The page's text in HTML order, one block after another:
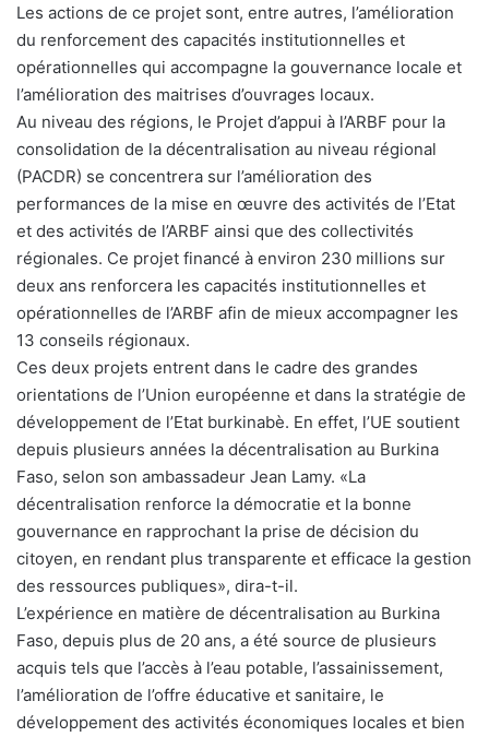
Les actions de ce projet sont, entre autres, l’amélioration
du renforcement des capacités institutionnelles et
opérationnelles qui accompagne la gouvernance locale et
l’amélioration des maitrises d’ouvrages locaux.
Au niveau des régions, le Projet d’appui à l’ARBF pour la
consolidation de la décentralisation au niveau régional
(PACDR) se concentrera sur l’amélioration des
performances de la mise en œuvre des activités de l’Etat
et des activités de l’ARBF ainsi que des collectivités
régionales. Ce projet financé à environ 230 millions sur
deux ans renforcera les capacités institutionnelles et
opérationnelles de l’ARBF afin de mieux accompagner les
13 conseils régionaux.
Ces deux projets entrent dans le cadre des grandes
orientations de l’Union européenne et dans la stratégie de
développement de l’Etat burkinabè. En effet, l’UE soutient
depuis plusieurs années la décentralisation au Burkina
Faso, selon son ambassadeur Jean Lamy. «La
décentralisation renforce la démocratie et la bonne
gouvernance en rapprochant la prise de décision du
citoyen, en rendant plus transparente et efficace la gestion
des ressources publiques», dira-t-il.
L’expérience en matière de décentralisation au Burkina
Faso, depuis plus de 20 ans, a été source de plusieurs
acquis tels que l’accès à l’eau potable, l’assainissement,
l’amélioration de l’offre éducative et sanitaire, le
développement des activités économiques locales et bien